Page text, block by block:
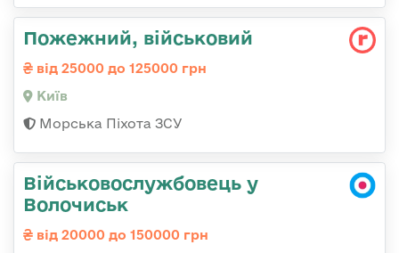
Пожежний, військовий
від 25000 до 125000 грн
Київ
Морська Піхота ЗСУ
Військовослужбовець у
Волочиськ
від 20000 до 150000 грн